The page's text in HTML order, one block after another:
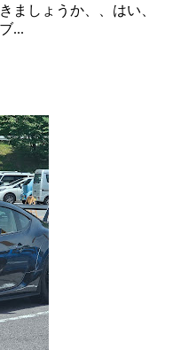
ましょうか、、はい、
...